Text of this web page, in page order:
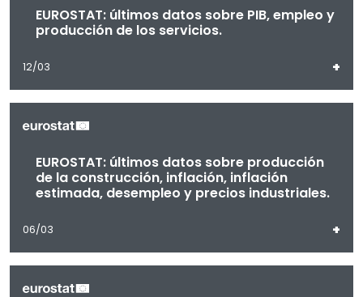
EUROSTAT: últimos datos sobre PIB, empleo y
producción de los servicios.
12/03 +
EUROSTAT: últimos datos sobre producción
de la construcción, inflación, inflación
estimada, desempleo y precios industriales.
06/03 +